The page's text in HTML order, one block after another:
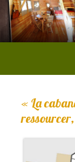
« La